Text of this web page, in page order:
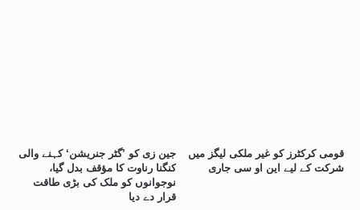
جین زی کو ’گٹر جنریشن‘ کہنے والی
کنگنا رناوت کا مؤقف بدل گیا،
نوجوانوں کو ملک کی بڑی طاقت
قرار دے دیا
قومی کرکٹرز کو غیر ملکی لیگز میں
شرکت کے لیے این او سی جاری